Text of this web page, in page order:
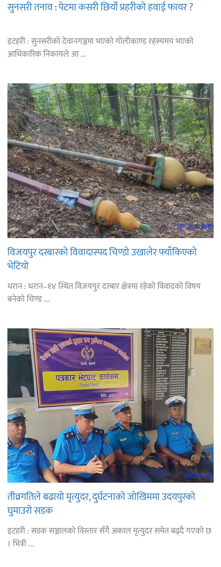
सुनसरी तनाव : पेटमा कसरी छिर्यो प्रहरीको हवाई फायर ?
इटहरी : सुनसरीको देवानगञ्जमा भएको गोलीकाण्ड रहस्यमय भएको
आधिकारिक निकायले आ ...
विजयपुर दरबारको विवादास्पद चिण्डो उखालेर फ्याँकिएको
भेटियो
धरान : धरान–१४ स्थित विजयपुर दरबार क्षेत्रमा रहेको विवादको विषय
बनेको चिण्ड ...
तीव्रगतिले बढायो मृत्युदर, दुर्घटनाको जोखिममा उदयपुरको
घुमाउरो सडक
इटहरी : सडक सञ्जालको विस्तार सँगै अकाल मृत्युदर समेत बढ्दै गएको छ
। भित्री ...